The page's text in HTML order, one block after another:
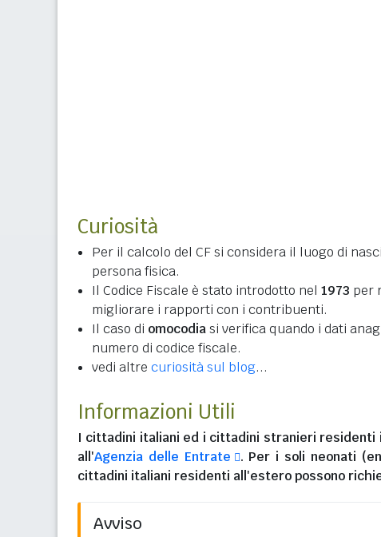
Curiosità
Per il calcolo del CF si considera il luogo di
persona fisica.
Il Codice Fiscale è stato introdotto nel 1973 per
migliorare i rapporti con i contribuenti.
Il caso di omocodiasi verifica quando i dati
numero di codice fiscale.
vedi altre curiosità sul blog...
Informazioni Utili
I cittadini italiani ed i cittadini stranieri residenti
all'Agenzia delle Entrate
. Per i soli neonati
cittadini italiani residenti all'esteropossono
Avviso